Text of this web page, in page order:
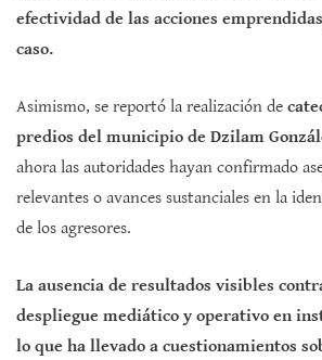
efectividad de las acciones
caso.
Asimismo, se reportó la realización de
predios del municipio de Dzilam
ahora las autoridades hayan confirmado
relevantes o avances sustanciales en la
de los agresores.
La ausencia de resultados visibles
despliegue mediático y operativo en
lo que ha llevado a cuestionamientos